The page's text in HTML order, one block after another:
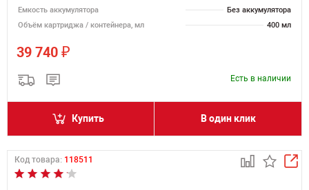
Емкость аккумулятора
Без аккумулятора
Объём картриджа / контейнера, мл
400 мл
39 740 ₽
Есть в наличии
Купить В один клик
Код товара: 118511